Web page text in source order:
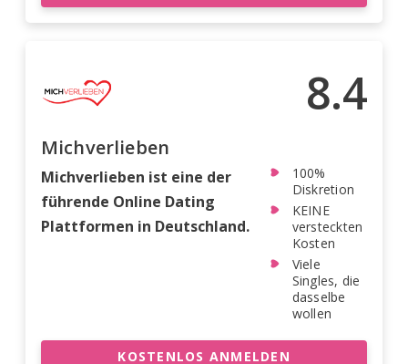
8.4
Michverlieben
Michverlieben ist eine der
führende Online Dating
Plattformen in Deutschland.
100%
Diskretion
KEINE
versteckten
Kosten
Viele
Singles, die
dasselbe
wollen
KOSTENLOS ANMELDEN